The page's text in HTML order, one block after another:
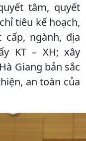
tâm, quyết
tiêu kế hoạch,
ngành, địa
KT – XH; xây
Giang bản sắc
an toàn của